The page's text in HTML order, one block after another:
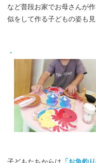
など普段お家でお母さんが
似をして作る子どもの姿も見